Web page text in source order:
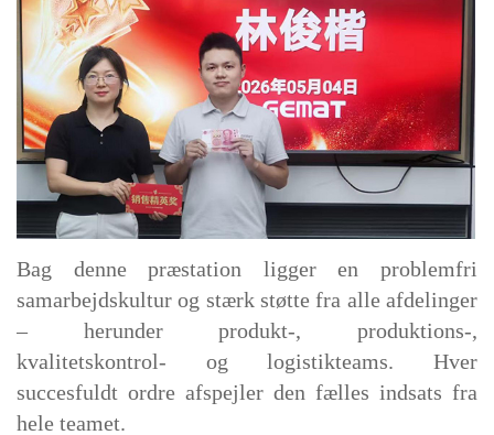
Bag denne præstation ligger en problemfri
samarbejdskultur og stærk støtte fra alle afdelinger
– herunder produkt-, produktions-,
kvalitetskontrol- og logistikteams. Hver
succesfuldt ordre afspejler den fælles indsats fra
hele teamet.